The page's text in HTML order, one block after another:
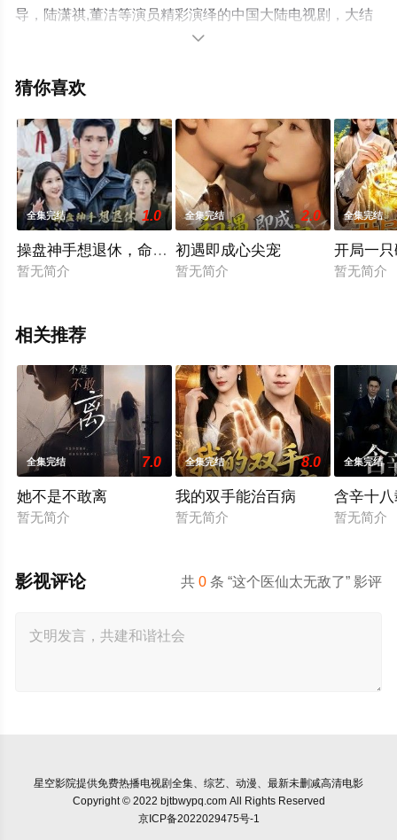
导，陆潇祺,董洁等演员精彩演绎的中国大陆电视剧，大结
局剧情已揭晓（1-1全集），手机免费观看高清无删减完整
电视剧、电视猫或剧情网等平台了解。

猜你喜欢
全集完结 1.0
操盘神手想退休，命犯桃花挡不住
暂无简介
全集完结 2.0
初遇即成心尖宠
暂无简介
全集完结
开局一
暂无简介
相关推荐
全集完结 7.0
她不是不敢离
暂无简介
全集完结 8.0
我的双手能治百病
暂无简介
全集完结
含辛十
暂无简介
共0 条 “这个医仙太无敌了” 影评
影视评论
星空影院提供免费热播电视剧全集、综艺、动漫、最新未删减高清电影
Copyright © 2022 bjtbwypq.com All Rights Reserved
京ICP备2022029475号-1